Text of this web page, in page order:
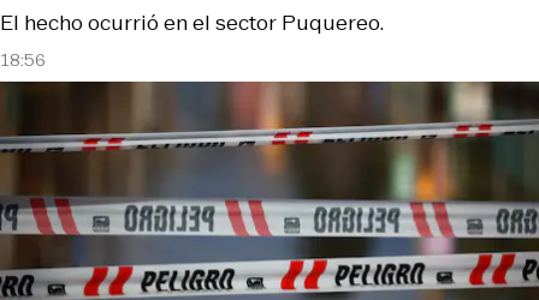
18:56
El hecho ocurrió en el sector Puquereo.